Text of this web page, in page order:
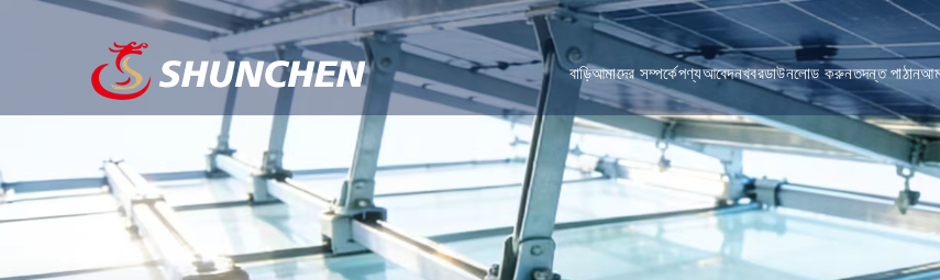
বাড়িআমাদের সম্পর্কেপণ্যআবেদনখবরডাউনলোড করুনতদন্ত পাঠান